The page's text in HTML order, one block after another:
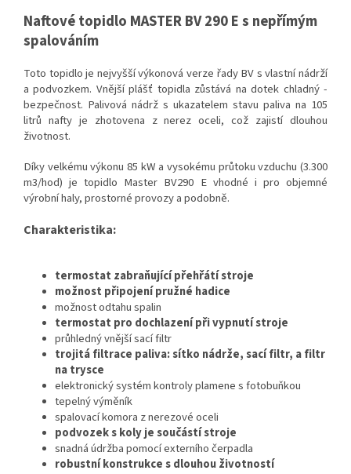
Naftové topidlo MASTER BV 290 E s nepřímým
spalováním
Toto topidlo je nejvyšší výkonová verze řady BV s vlastní nádrží
a podvozkem. Vnější plášť topidla zůstává na dotek chladný -
bezpečnost. Palivová nádrž s ukazatelem stavu paliva na 105
litrů nafty je zhotovena z nerez oceli, což zajistí dlouhou
životnost.
Díky velkému výkonu 85 kW a vysokému průtoku vzduchu (3.300
m3/hod) je topidlo Master BV290 E vhodné i pro objemné
výrobní haly, prostorné provozy a podobně.
Charakteristika:
termostat zabraňující přehřátí stroje
možnost připojení pružné hadice
možnost odtahu spalin
termostat pro dochlazení při vypnutí stroje
průhledný vnější sací filtr
trojitá filtrace paliva: sítko nádrže, sací filtr, a filtr
na trysce
elektronický systém kontroly plamene s fotobuňkou
tepelný výměník
spalovací komora z nerezové oceli
podvozek s koly je součástí stroje
snadná údržba pomocí externího čerpadla
robustní konstrukce s dlouhou životností